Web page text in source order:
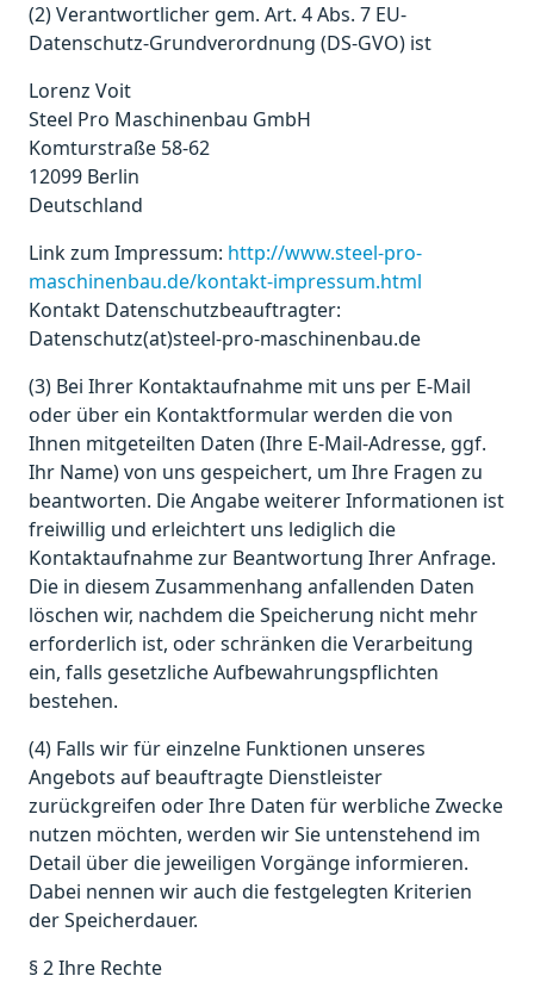
(2) Verantwortlicher gem. Art. 4 Abs. 7 EU-
Datenschutz-Grundverordnung (DS-GVO) ist
Lorenz Voit
Steel Pro Maschinenbau GmbH
Komturstraße 58-62
12099 Berlin
Deutschland
Link zum Impressum: http://www.steel-pro-
maschinenbau.de/kontakt-impressum.html
Kontakt Datenschutzbeauftragter:
Datenschutz(at)steel-pro-maschinenbau.de
(3) Bei Ihrer Kontaktaufnahme mit uns per E-Mail
oder über ein Kontaktformular werden die von
Ihnen mitgeteilten Daten (Ihre E-Mail-Adresse, ggf.
Ihr Name) von uns gespeichert, um Ihre Fragen zu
beantworten. Die Angabe weiterer Informationen ist
freiwillig und erleichtert uns lediglich die
Kontaktaufnahme zur Beantwortung Ihrer Anfrage.
Die in diesem Zusammenhang anfallenden Daten
löschen wir, nachdem die Speicherung nicht mehr
erforderlich ist, oder schränken die Verarbeitung
ein, falls gesetzliche Aufbewahrungspflichten
bestehen.
(4) Falls wir für einzelne Funktionen unseres
Angebots auf beauftragte Dienstleister
zurückgreifen oder Ihre Daten für werbliche Zwecke
nutzen möchten, werden wir Sie untenstehend im
Detail über die jeweiligen Vorgänge informieren.
Dabei nennen wir auch die festgelegten Kriterien
der Speicherdauer.
§ 2 Ihre Rechte